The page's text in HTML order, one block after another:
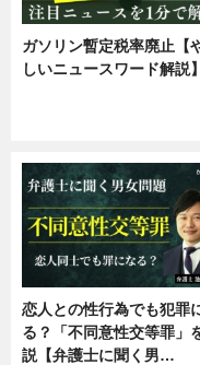
ガソリン暫定税率廃止【
しいニュースワード解説】
恋人との性行為でも犯罪
る？「不同意性交等罪」
説【弁護士に聞く男…